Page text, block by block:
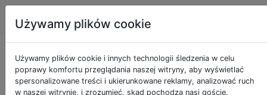
Apple Tagi
Jakiego
Używamy plików cookie
Używamy plików cookie i innych technologii śledzenia w celu
poprawy komfortu przeglądania naszej witryny, aby wyświetlać
spersonalizowane treści i ukierunkowane reklamy, analizować ruch
w naszej witrynie, i zrozumieć, skąd pochodzą nasi goście.